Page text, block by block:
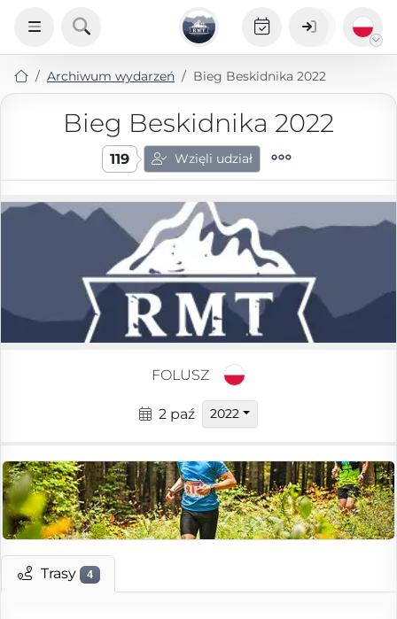
Archiwum wydarzeń Bieg Beskidnika 2022
Bieg Beskidnika 2022
119 Wzięli udział
FOLUSZ
2 paź 2022
Trasy 4